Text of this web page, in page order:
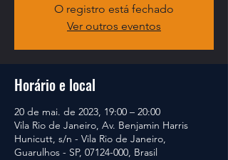
O registro está fechado
Ver outros eventos
Horário e local
20 de mai. de 2023, 19:00 – 20:00
Vila Rio de Janeiro, Av. Benjamin Harris
Hunicutt, s/n - Vila Rio de Janeiro,
Guarulhos - SP, 07124-000, Brasil